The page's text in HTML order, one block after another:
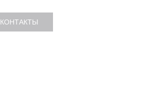
КОНТАКТЫ